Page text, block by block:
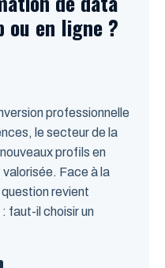
ou en ligne ?
professionnelle
le secteur de la
profils en
valorisée. Face à la
revient
faut-il choisir un